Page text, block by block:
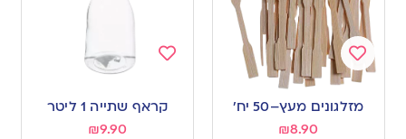
Add
to
wishlist
מזלגונים מעץ–50 יח’
₪8.90
wishlist
קראף שתייה 1 ליטר
₪9.90